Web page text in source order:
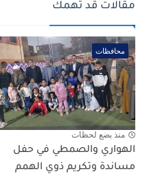
مقالات قد تهمك
محافظات
منذ بضع لحظات
الهواري والصمطي في حفل
مساندة وتكريم ذوي الهمم